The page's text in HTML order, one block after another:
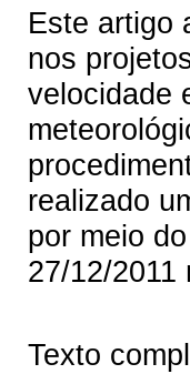
Este artigo
nos
velocidade
realizado
por meio
27/12/2011
Texto